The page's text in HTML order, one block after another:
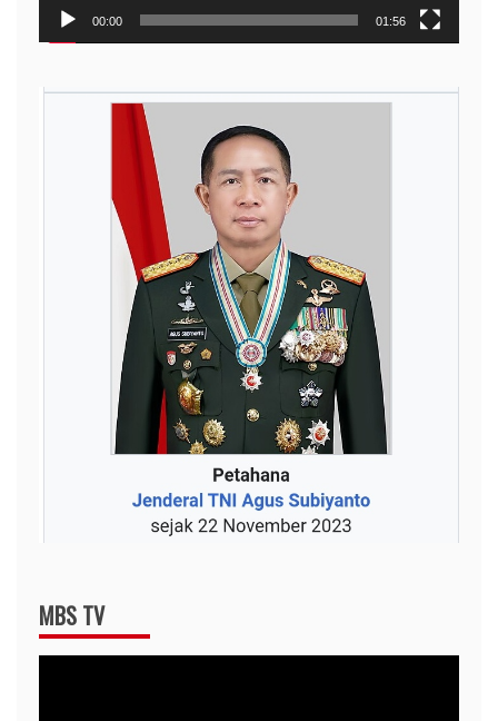
00:00 01:56
MBS TV